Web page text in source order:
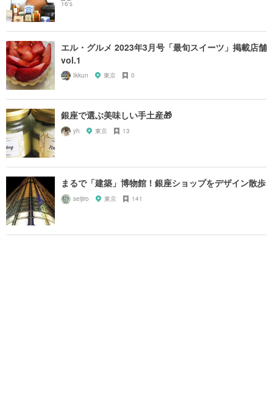
エル・グルメ 2023年3月号「最旬スイーツ」掲載店舗
vol.1
Ikkun 東京 0
銀座で選ぶ美味しい手土産🎁
yh 東京 13
まるで「建築」博物館！銀座ショップをデザイン散歩
seijiro 東京 141